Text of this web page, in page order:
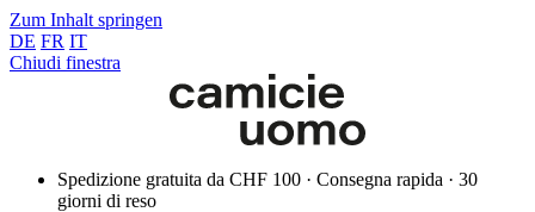
Zum Inhalt springen
DE FR IT
Chiudi finestra
Spedizione gratuita da CHF 100 · Consegna rapida · 30
giorni di reso